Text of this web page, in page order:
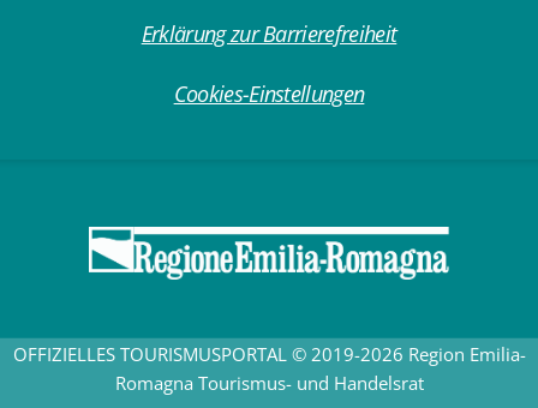
Erklärung zur Barrierefreiheit
Cookies-Einstellungen
OFFIZIELLES TOURISMUSPORTAL © 2019-2026 Region Emilia-
Romagna Tourismus- und Handelsrat